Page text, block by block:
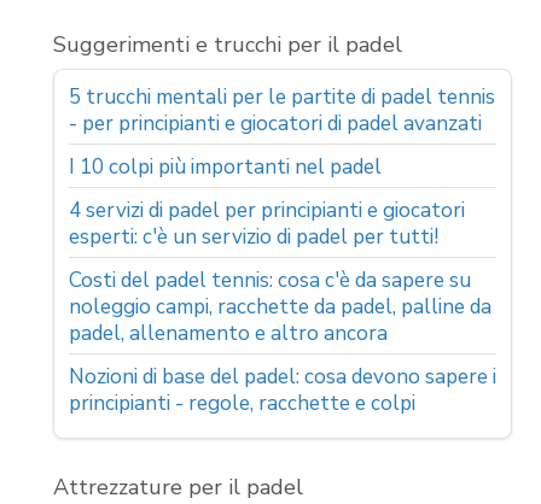
Suggerimenti e trucchi per il padel
5 trucchi mentali per le partite di padel tennis
- per principianti e giocatori di padel avanzati
I 10 colpi più importanti nel padel
4 servizi di padel per principianti e giocatori
esperti: c'è un servizio di padel per tutti!
Costi del padel tennis: cosa c'è da sapere su
noleggio campi, racchette da padel, palline da
padel, allenamento e altro ancora
Nozioni di base del padel: cosa devono sapere i
principianti - regole, racchette e colpi
Attrezzature per il padel